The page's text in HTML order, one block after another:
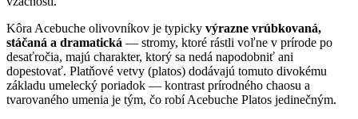
Kôra Acebuche olivovníkov je typicky výrazne vrúbkovaná,
stáčaná a dramatická — stromy, ktoré rástli voľne v prírode po
desaťročia, majú charakter, ktorý sa nedá napodobniť ani
dopestovať. Platňové vetvy (platos) dodávajú tomuto divokému
základu umelecký poriadok — kontrast prírodného chaosu a
tvarovaného umenia je tým, čo robí Acebuche Platos jedinečným.